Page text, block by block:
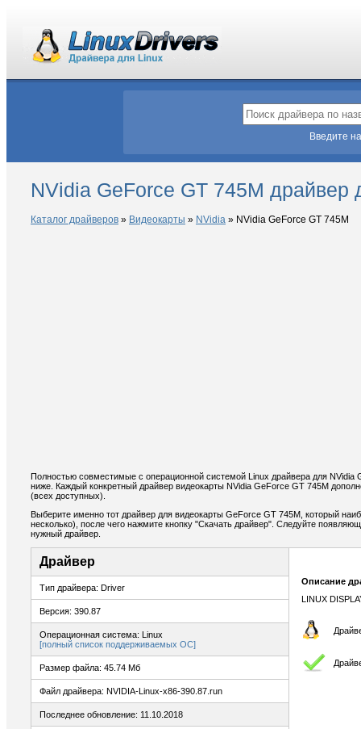
Введите
NVidia GeForce GT 745M драйвер
Каталог драйверов » Видеокарты » NVidia » NVidia GeForce GT 745M
Полностью совместимые с операционной системой Linux драйвера для
ниже. Каждый конкретный драйвер видеокарты NVidia GeForce GT 745M
(всех доступных).
Выберите именно тот драйвер для видеокарты GeForce GT 745M, который
несколько), после чего нажмите кнопку "Скачать драйвер". Следуйте
нужный драйвер.
Драйвер
Тип драйвера: Driver
Версия: 390.87
Операционная система: Linux
[полный список поддерживаемых ОС]
Размер файла: 45.74 Мб
Файл драйвера: NVIDIA-Linux-x86-390.87.run
Последнее обновление: 11.10.2018
Описание
LINUX